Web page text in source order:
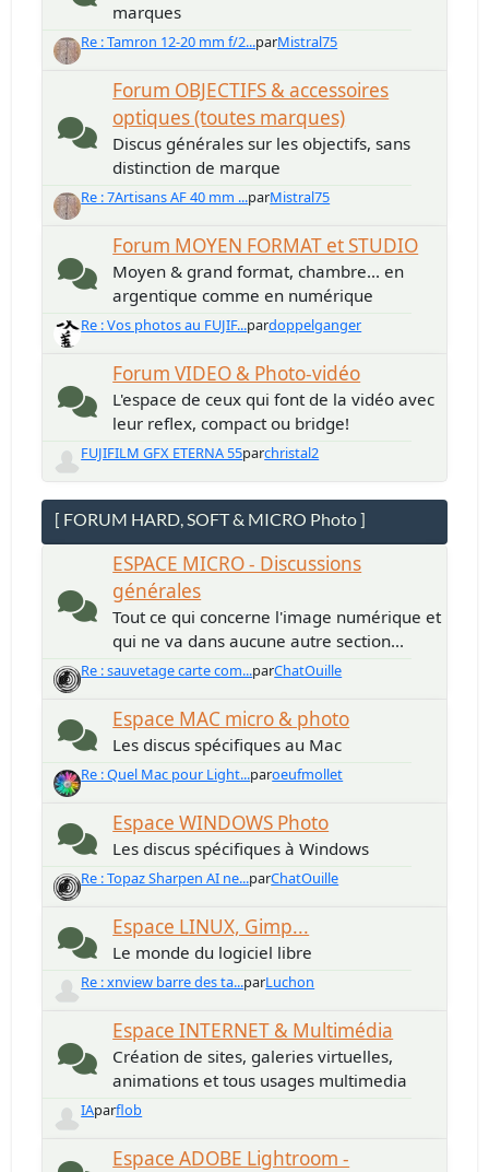
marques
Re : Tamron 12-20 mm f/2...parMistral75
Forum OBJECTIFS & accessoires
optiques (toutes marques)
Discus générales sur les objectifs, sans
distinction de marque
Re : 7Artisans AF 40 mm ...parMistral75
Forum MOYEN FORMAT et STUDIO
Moyen & grand format, chambre... en
argentique comme en numérique
Re : Vos photos au FUJIF...pardoppelganger
Forum VIDEO & Photo-vidéo
L'espace de ceux qui font de la vidéo avec
leur reflex, compact ou bridge!
FUJIFILM GFX ETERNA 55parchristal2
[ FORUM HARD, SOFT & MICRO Photo ]
ESPACE MICRO - Discussions
générales
Tout ce qui concerne l'image numérique et
qui ne va dans aucune autre section...
Re : sauvetage carte com...parChatOuille
Espace MAC micro & photo
Les discus spécifiques au Mac
Re : Quel Mac pour Light...paroeufmollet
Espace WINDOWS Photo
Les discus spécifiques à Windows
Re : Topaz Sharpen AI ne...parChatOuille
Espace LINUX, Gimp...
Le monde du logiciel libre
Re : xnview barre des ta...parLuchon
Espace INTERNET & Multimédia
Création de sites, galeries virtuelles,
animations et tous usages multimedia
IAparflob
Espace ADOBE Lightroom -